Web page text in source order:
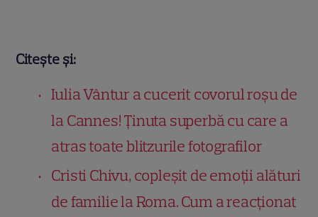
Citește și:
Iulia Vântur a cucerit covorul roșu de
la Cannes! Ținuta superbă cu care a
atras toate blitzurile fotografilor
Cristi Chivu, copleșit de emoții alături
de familie la Roma. Cum a reacționat